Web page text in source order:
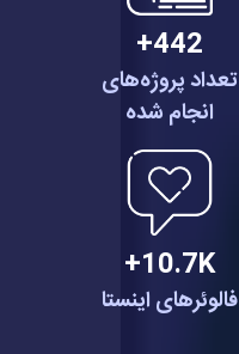
442+
تعداد پروژه‌های
انجام شده
10.7K+
فالوئرهای اینستا